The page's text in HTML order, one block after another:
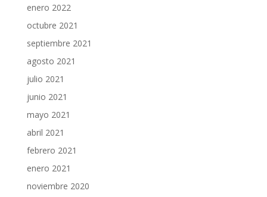
enero 2022
octubre 2021
septiembre 2021
agosto 2021
julio 2021
junio 2021
mayo 2021
abril 2021
febrero 2021
enero 2021
noviembre 2020